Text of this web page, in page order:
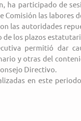
ha participado de
las labores
las autoridades
los plazos
permitió dar
y otras del
Directivo.
en este